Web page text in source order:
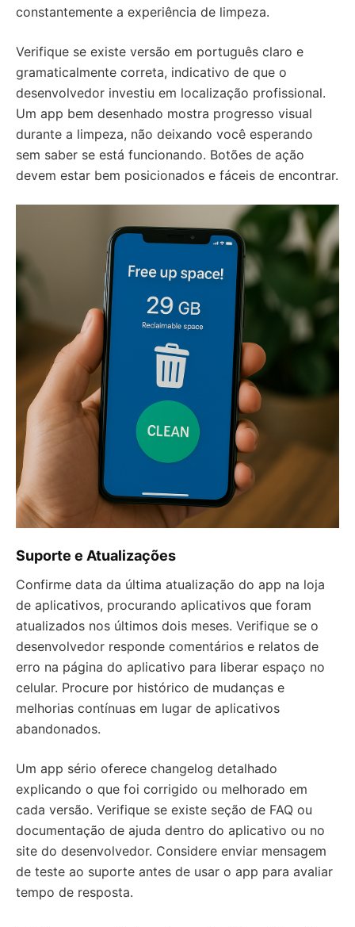
constantemente a experiência de limpeza.
Verifique se existe versão em português claro e
gramaticalmente correta, indicativo de que o
desenvolvedor investiu em localização profissional.
Um app bem desenhado mostra progresso visual
durante a limpeza, não deixando você esperando
sem saber se está funcionando. Botões de ação
devem estar bem posicionados e fáceis de encontrar.
Suporte e Atualizações
Confirme data da última atualização do app na loja
de aplicativos, procurando aplicativos que foram
atualizados nos últimos dois meses. Verifique se o
desenvolvedor responde comentários e relatos de
erro na página do aplicativo para liberar espaço no
celular. Procure por histórico de mudanças e
melhorias contínuas em lugar de aplicativos
abandonados.
Um app sério oferece changelog detalhado
explicando o que foi corrigido ou melhorado em
cada versão. Verifique se existe seção de FAQ ou
documentação de ajuda dentro do aplicativo ou no
site do desenvolvedor. Considere enviar mensagem
de teste ao suporte antes de usar o app para avaliar
tempo de resposta.